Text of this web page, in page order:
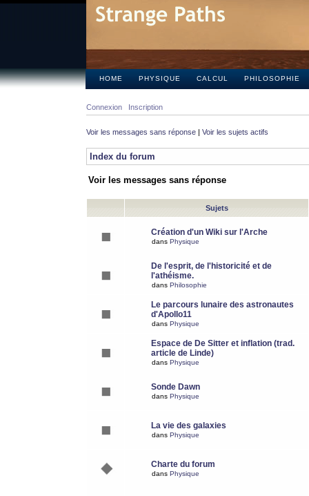
HOME PHYSIQUE CALCUL PHILOSOPHIE
Connexion Inscription
Voir les messages sans réponse | Voir les sujets actifs
Index du forum
Voir les messages sans réponse
Sujets
Création d'un Wiki sur l'Arche
dans Physique
De l'esprit, de l'historicité et de
l'athéisme.
dans Philosophie
Le parcours lunaire des astronautes
d'Apollo11
dans Physique
Espace de De Sitter et inflation (trad.
article de Linde)
dans Physique
Sonde Dawn
dans Physique
La vie des galaxies
dans Physique
Charte du forum
dans Physique